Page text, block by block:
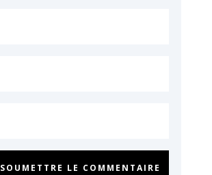
SOUMETTRE LE COMMENTAIRE